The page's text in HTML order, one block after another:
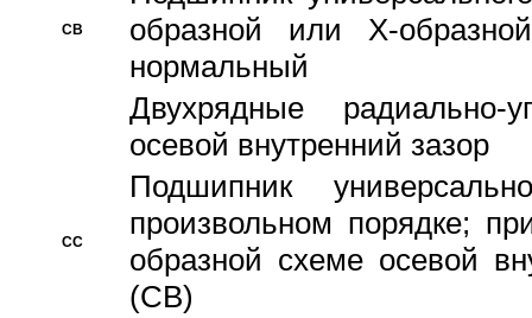
CB
образной или Х-
нормальный
Двухрядные радиально-
осевой внутренний зазор
CC
Подшипник
произвольном порядке;
образной схеме осевой
(CB)